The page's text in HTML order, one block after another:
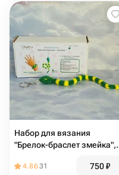
Набор для вязания
"Брелок-браслет змейка",
4.8631 750₽